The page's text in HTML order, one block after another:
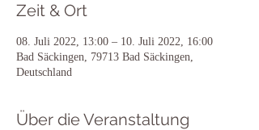
Zeit & Ort
08. Juli 2022, 13:00 – 10. Juli 2022, 16:00
Bad Säckingen, 79713 Bad Säckingen,
Deutschland
Über die Veranstaltung